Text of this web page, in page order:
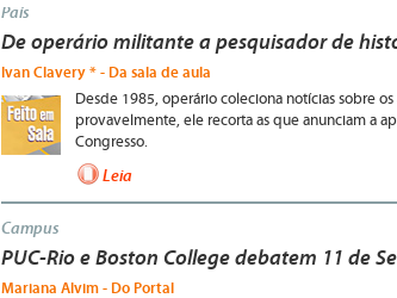
País
De operário militante a pesquisador de
Ivan Clavery * - Da sala de aula
Desde 1985, operário coleciona notícias sobre
provavelmente, ele recorta as que anunciam a
Congresso.
Leia
Campus
PUC-Rio e Boston College debatem 11 de
Mariana Alvim - Do Portal